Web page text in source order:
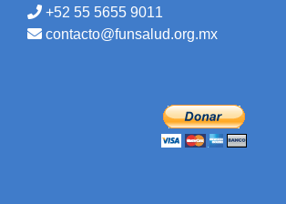
+52 55 5655 9011
contacto@funsalud.org.mx